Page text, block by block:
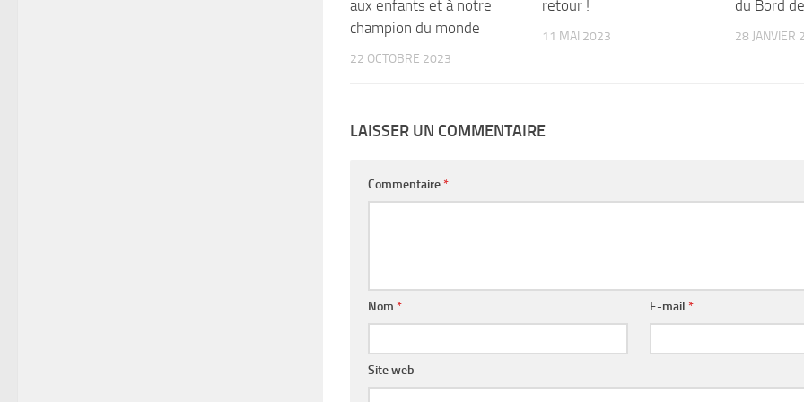
aux enfants et à notre
champion du monde
22 OCTOBRE 2023
retour !
11 MAI 2023
du Bord
28 JANVIER
LAISSER UN COMMENTAIRE
Commentaire*
Nom * E-mail*
Site web